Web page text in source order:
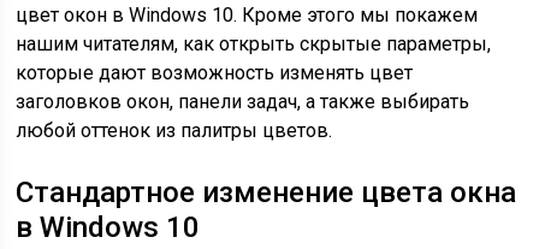
цвет окон в Windows 10. Кроме этого мы покажем
нашим читателям, как открыть скрытые параметры,
которые дают возможность изменять цвет
заголовков окон, панели задач, а также выбирать
любой оттенок из палитры цветов.
Стандартное изменение цвета окна
в Windows 10